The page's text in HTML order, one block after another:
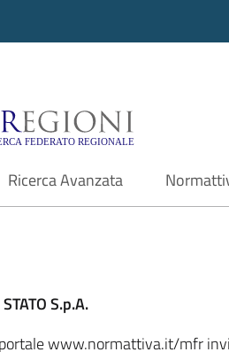
-
Ricerca Avanzata
S.p.A.
www.normattiva.it/mfr